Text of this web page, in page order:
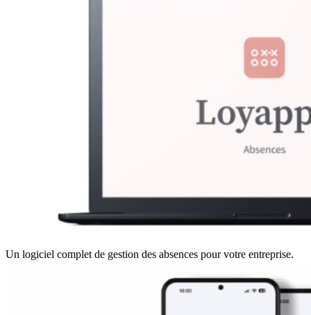
Un logiciel complet de gestion des absences pour votre entreprise.